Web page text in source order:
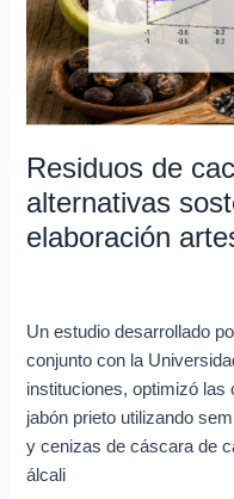
Residuos de
alternativas
elaboración
Un estudio desarrollado
conjunto con la
instituciones, optimizó las
jabón prieto utilizando
y cenizas de cáscara de
álcali
impulsan
alternativas
sostenibles
para
la
elaboración
artesanal
de
jabón